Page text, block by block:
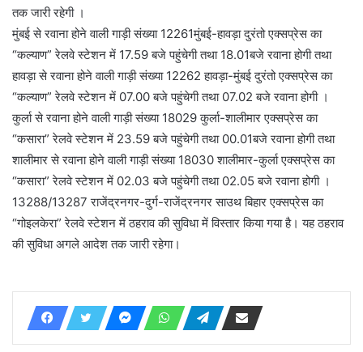
तक जारी रहेगी ।
मुंबई से रवाना होने वाली गाड़ी संख्या 12261मुंबई-हावड़ा दुरंतो एक्सप्रेस का
“कल्याण” रेलवे स्टेशन में 17.59 बजे पहुंचेगी तथा 18.01बजे रवाना होगी तथा
हावड़ा से रवाना होने वाली गाड़ी संख्या 12262 हावड़ा-मुंबई दुरंतो एक्सप्रेस का
“कल्याण” रेलवे स्टेशन में 07.00 बजे पहुंचेगी तथा 07.02 बजे रवाना होगी ।
कुर्ला से रवाना होने वाली गाड़ी संख्या 18029 कुर्ला-शालीमार एक्सप्रेस का
“कसारा” रेलवे स्टेशन में 23.59 बजे पहुंचेगी तथा 00.01बजे रवाना होगी तथा
शालीमार से रवाना होने वाली गाड़ी संख्या 18030 शालीमार-कुर्ला एक्सप्रेस का
“कसारा” रेलवे स्टेशन में 02.03 बजे पहुंचेगी तथा 02.05 बजे रवाना होगी ।
13288/13287 राजेंद्रनगर-दुर्ग-राजेंद्रनगर साउथ बिहार एक्सप्रेस का
“गोइलकेरा” रेलवे स्टेशन में ठहराव की सुविधा में विस्तार किया गया है। यह ठहराव
की सुविधा अगले आदेश तक जारी रहेगा।